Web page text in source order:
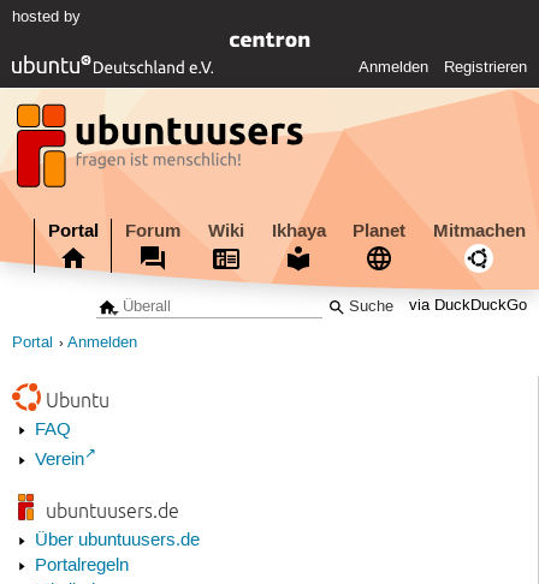
hosted by
Anmelden Registrieren
Portal Forum Wiki Ikhaya Planet Mitmachen
via DuckDuckGo
Portal Anmelden
Ubuntu
FAQ
Verein
ubuntuusers.de
Über ubuntuusers.de
Portalregeln